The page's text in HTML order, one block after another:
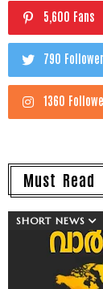
5,600 Fans
790
1360
Must Read
SHORT NEWS